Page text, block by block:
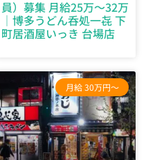
員）募集 月給25万～32万
｜博多うどん呑処一㐂 下
町居酒屋いっき 台場店
月給 30万円～